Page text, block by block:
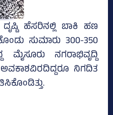
ಹೆಸರಿನಲ್ಲಿ ಬಾಕಿ ಹಣ
ಸುಮಾರು 300-350
ಮೈಸೂರು ನಗರಾಭಿವೃದ್ದಿ
ನಿಗದಿತ